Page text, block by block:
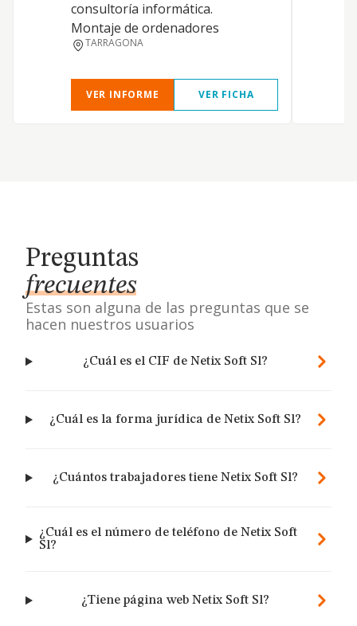
consultoría informática.
Montaje de ordenadores
TARRAGONA
VER INFORME VER FICHA
Preguntas
frecuentes
Estas son alguna de las preguntas que se
hacen nuestros usuarios
¿Cuál es el CIF de Netix Soft Sl?
¿Cuál es la forma jurídica de Netix Soft Sl?
¿Cuántos trabajadores tiene Netix Soft Sl?
¿Cuál es el número de teléfono de Netix Soft
Sl?
¿Tiene página web Netix Soft Sl?